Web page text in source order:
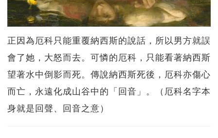
正因為厄科只能重覆納西斯的說話，所以男方就誤
會了她，大怒而去。可憐的厄科，只能看著納西斯
望著水中倒影而死。傳說納西斯死後，厄科亦傷心
而亡，永遠化成山谷中的「回音」。（厄科名字本
身就是回聲、回音之意）